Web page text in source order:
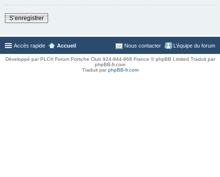
S’enregistrer
Accès rapide Accueil L’équipe du forum
Nous contacter
Développé par PLC® Forum Porsche Club 924-944-968 France © phpBB Limited Traduit par
phpBB-fr.com
Traduit parphpBB-fr.com